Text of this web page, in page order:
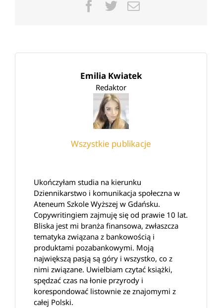
Facebook
TwitterEmail
Emilia Kwiatek
Redaktor
Wszystkie publikacje
Ukończyłam studia na kierunku
Dziennikarstwo i komunikacja społeczna w
Ateneum Szkole Wyższej w Gdańsku.
Copywritingiem zajmuję się od prawie 10 lat.
Bliska jest mi branża finansowa, zwłaszcza
tematyka związana z bankowością i
produktami pozabankowymi. Moją
największą pasją są góry i wszystko, co z
nimi związane. Uwielbiam czytać książki,
spędzać czas na łonie przyrody i
korespondować listownie ze znajomymi z
całej Polski.